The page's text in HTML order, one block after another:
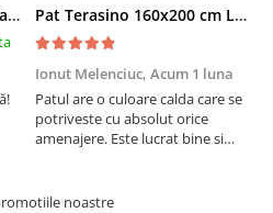
Pat Coral 140x200 cm Lada Depozitare Tapitat Catifea Gri Somiera Inclusa ( ML 2526 ) Pat Terasino 160x200 cm Lada Depozitare Tapitat Stofa Bej Somiera Inclusa
Ionut Melenciuc, Acum 1 luna
Patul are o culoare calda care se
potriveste cu absolut orice
amenajere. Este lucrat bine si
drag !noastre